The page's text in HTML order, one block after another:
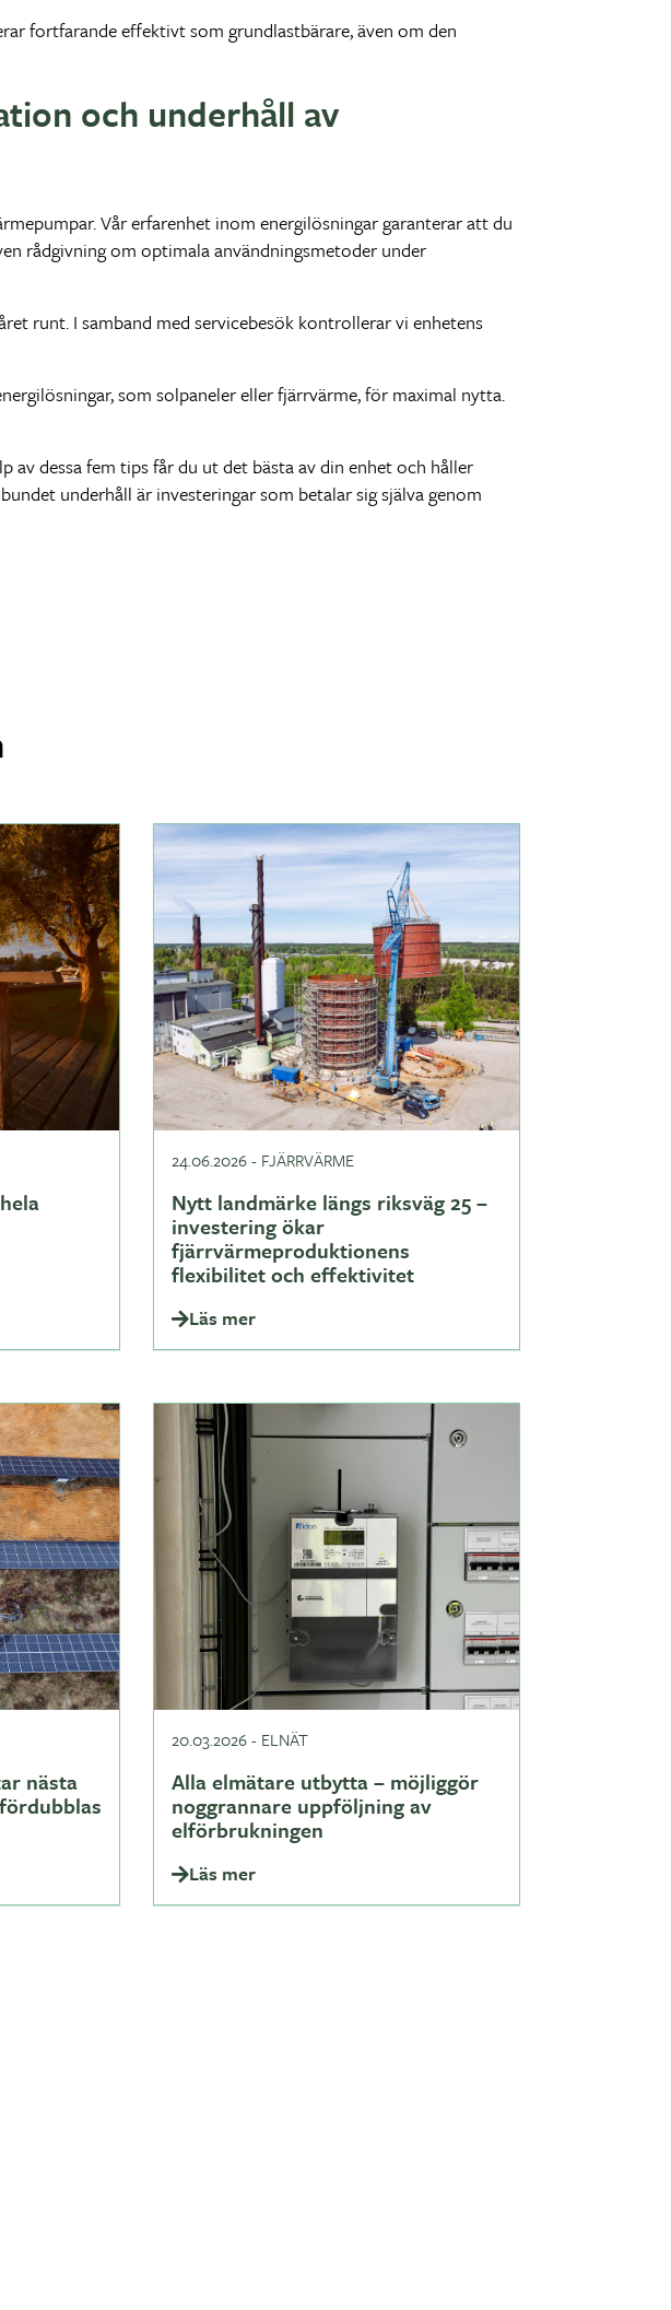
fortfarande effektivt som grundlastbärare, även om den
och underhåll av
Vår erfarenhet inom energilösningar garanterar att du
rådgivning om optimala användningsmetoder under
runt. I samband med servicebesök kontrollerar vi enhetens
som solpaneler eller fjärrvärme, för maximal nytta.
dessa fem tips får du ut det bästa av din enhet och håller
underhåll är investeringar som betalar sig själva genom
24.06.2026- FJÄRRVÄRME
Nytt landmärke längs riksväg 25 –
investering ökar
fjärrvärmeproduktionens
flexibilitet och effektivitet
Läs mer
nästa
20.03.2026- ELNÄT
Alla elmätare utbytta – möjliggör
noggrannare uppföljning av
elförbrukningen
Läs mer